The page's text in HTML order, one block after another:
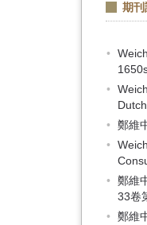
期刊
鄭維
鄭維
33卷
鄭維